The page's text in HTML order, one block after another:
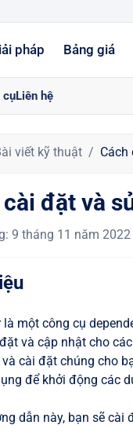
pháp Bảng giá
cụLiên hệ
viết kỹ thuật Cách
cài đặt và
: 9 tháng 11 năm 2022
là một công cụ
và cập nhật cho
cài đặt chúng cho
để khởi động các
dẫn này, bạn sẽ cài